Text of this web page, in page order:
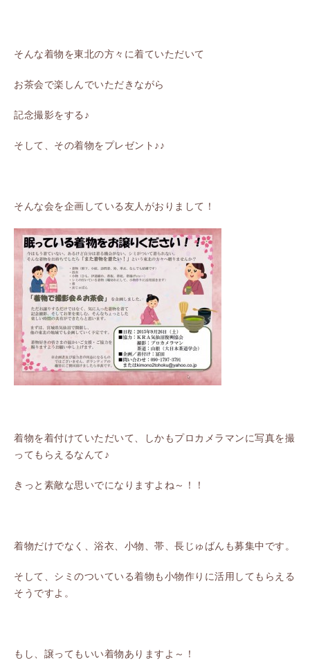
そんな着物を東北の方々に着ていただいて
お茶会で楽しんでいただきながら
記念撮影をする♪
そして、その着物をプレゼント♪♪
そんな会を企画している友人がおりまして！
着物を着付けていただいて、しかもプロカメラマンに写真を撮
ってもらえるなんて♪
きっと素敵な思いでになりますよね～！！
着物だけでなく、浴衣、小物、帯、長じゅばんも募集中です。
そして、シミのついている着物も小物作りに活用してもらえる
そうですよ。
もし、譲ってもいい着物ありますよ～！